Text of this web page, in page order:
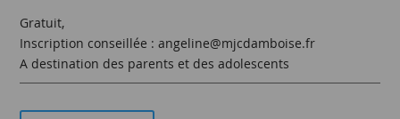
Gratuit,
Inscription conseillée : angeline@mjcdamboise.fr
A destination des parents et des adolescents